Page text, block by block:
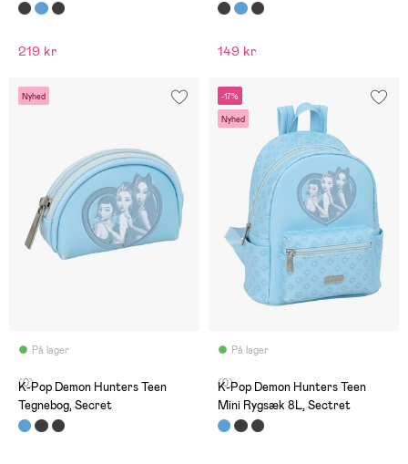
219 kr 149 kr
Nyhed
På lager
(0)
K-Pop Demon Hunters Teen
Tegnebog, Secret
-17%
Nyhed
På lager
(0)
K-Pop Demon Hunters Teen
Mini Rygsæk 8L, Sectret